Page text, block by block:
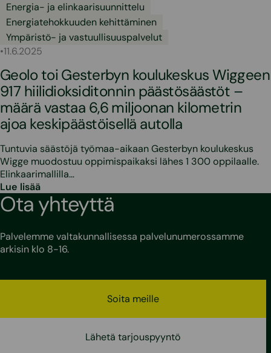
Energia- ja elinkaarisuunnittelu
Energiatehokkuuden kehittäminen
Ympäristö- ja vastuullisuuspalvelut
•11.6.2025
Geolo toi Gesterbyn koulukeskus Wiggeen
917 hiilidioksiditonnin päästösäästöt –
määrä vastaa 6,6 miljoonan kilometrin
ajoa keskipäästöisellä autolla
Tuntuvia säästöjä työmaa-aikaan Gesterbyn koulukeskus
Wigge muodostuu oppimispaikaksi lähes 1 300 oppilaalle.
Elinkaarimallilla…
Lue lisää
Ota yhteyttä
Palvelemme valtakunnallisessa palvelunumerossamme
arkisin klo 8-16.
Soita meille
Lähetä tarjouspyyntö